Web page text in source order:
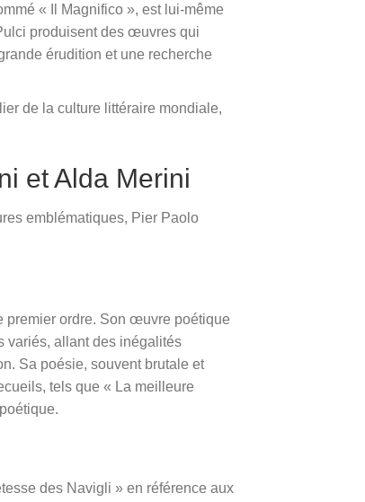
« Il Magnifico », est lui-même
produisent des œuvres qui
érudition et une recherche
de la culture littéraire mondiale,
et Alda Merini
emblématiques, Pier Paolo
premier ordre. Son œuvre poétique
variés, allant des inégalités
Sa poésie, souvent brutale et
tels que « La meilleure
des Navigli » en référence aux